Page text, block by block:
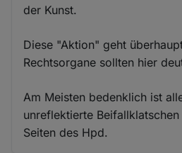
der Kunst.
Diese "Aktion" geht
Rechtsorgane sollten hier
Am Meisten bedenklich ist
unreflektierte
Seiten des Hpd.